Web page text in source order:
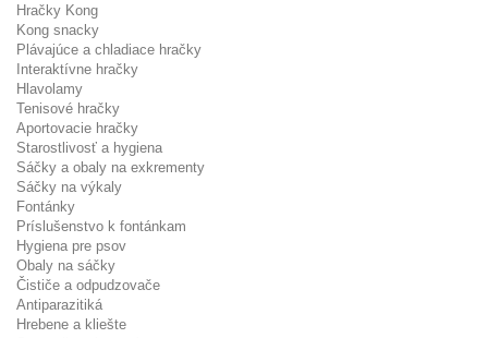
Hračky Kong
Kong snacky
Plávajúce a chladiace hračky
Interaktívne hračky
Hlavolamy
Tenisové hračky
Aportovacie hračky
Starostlivosť a hygiena
Sáčky a obaly na exkrementy
Sáčky na výkaly
Fontánky
Príslušenstvo k fontánkam
Hygiena pre psov
Obaly na sáčky
Čističe a odpudzovače
Antiparazitiká
Hrebene a kliešte